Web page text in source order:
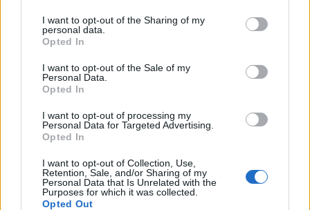
I want to opt-out of the Sharing of my
personal data.
Opted In
I want to opt-out of the Sale of my
Personal Data.
Opted In
I want to opt-out of processing my
Personal Data for Targeted Advertising.
Opted In
I want to opt-out of Collection, Use,
Retention, Sale, and/or Sharing of my
Personal Data that Is Unrelated with the
Purposes for which it was collected.
Opted Out
Scarica riepilogo
Giornata
ATA 1-1 PIS
PIS 0-1 ROM